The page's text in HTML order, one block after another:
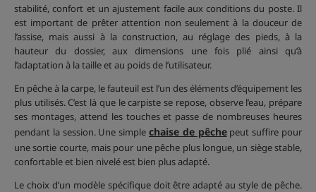
stabilité, confort et un ajustement facile aux conditions du poste. Il
est important de prêter attention non seulement à la douceur de
l’assise, mais aussi à la construction, au réglage des pieds, à la
hauteur du dossier, aux dimensions une fois plié ainsi qu’à
l’adaptation à la taille et au poids de l’utilisateur.
En pêche à la carpe, le fauteuil est l’un des éléments d’équipement les
plus utilisés. C’est là que le carpiste se repose, observe l’eau, prépare
ses montages, attend les touches et passe de nombreuses heures
pendant la session. Une simple chaise de pêchepeut suffire pour
une sortie courte, mais pour une pêche plus longue, un siège stable,
confortable et bien nivelé est bien plus adapté.
Le choix d’un modèle spécifique doit être adapté au style de pêche.